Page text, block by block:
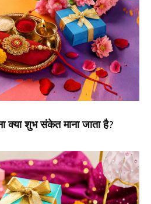
क्या शुभ संकेत माना जाता है?